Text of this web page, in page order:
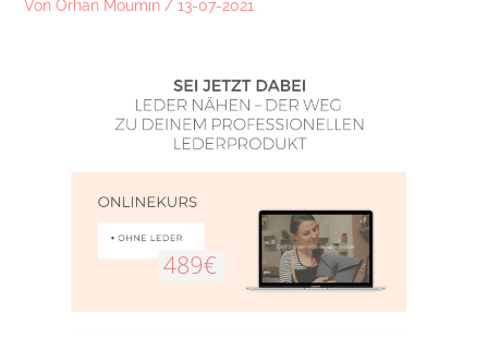
Von Orhan Moumin / 13-07-2021